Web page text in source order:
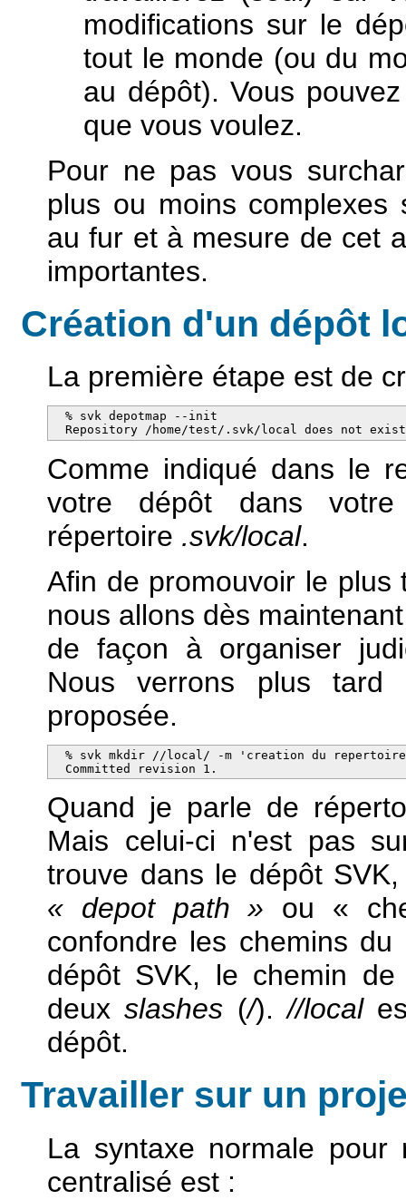
modifications sur le
tout le monde (ou du
au dépôt). Vous
que vous voulez.
Pour ne pas vous
plus ou moins complexes
au fur et à mesure de cet
importantes.
Création d'un dépôt
La première étape est de
  % svk depotmap --init
Repository /home/test/.svk/local does not
Comme indiqué dans le
votre dépôt dans
répertoire .svk/local.
Afin de promouvoir le plus
nous allons dès
de façon à organiser
Nous verrons plus tard
proposée.
% svk mkdir //local/ -m 'creation du
  Committed revision 1.
Quand je parle de
Mais celui-ci n'est pas
trouve dans le dépôt
« depot path » ou «
confondre les chemins
dépôt SVK, le chemin
deuxslashes (/).//local
dépôt.
Travailler sur un
La syntaxe normale pour
centralisé est :